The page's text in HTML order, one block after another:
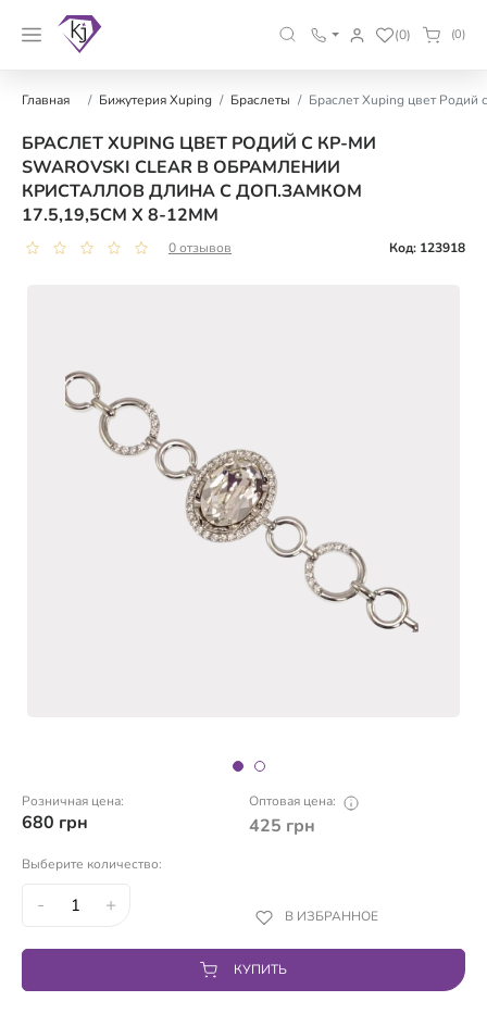
(0) (0)
Главная Бижутерия Xuping Браслеты Браслет Xuping цвет Родий
БРАСЛЕТ XUPING ЦВЕТ РОДИЙ С КР-МИ
SWAROVSKI CLEAR В ОБРАМЛЕНИИ
КРИСТАЛЛОВ ДЛИНА С ДОП.ЗАМКОМ
17.5,19,5СМ Х 8-12ММ
0 отзывов Код: 123918
Розничная цена:
680 грн
Оптовая цена:
425 грн
Выберите количество:
- + В ИЗБРАННОЕ
КУПИТЬ